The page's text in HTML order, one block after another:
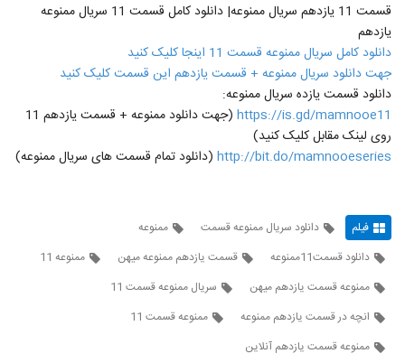
قسمت 11 یازدهم سریال ممنوعه| دانلود کامل قسمت 11 سریال ممنوعه
یازدهم
دانلود کامل سریال ممنوعه قسمت 11 اینجا کلیک کنید
جهت دانلود سریال ممنوعه + قسمت یازدهم این قسمت کلیک کنید
دانلود قسمت یازده سریال ممنوعه:
https://is.gd/mamnooe11
(جهت دانلود ممنوعه + قسمت یازدهم 11
روی لینک مقابل کلیک کنید)
http://bit.do/mamnooeseries (دانلود تمام قسمت های سریال ممنوعه)
فیلم دانلود سریال ممنوعه قسمت
ممنوعه
دانلود قسمت11ممنوعه
قسمت یازدهم ممنوعه میهن
ممنوعه 11
ممنوعه قسمت یازدهم میهن
سریال ممنوعه قسمت 11
انچه در قسمت یازدهم ممنوعه
ممنوعه قسمت 11
ممنوعه قسمت یازدهم آنلاین